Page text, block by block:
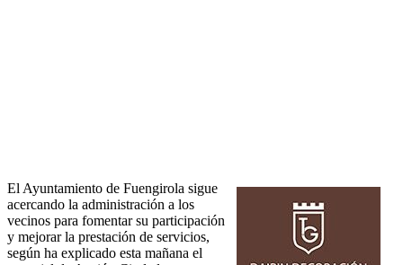
El Ayuntamiento de Fuengirola sigue
acercando la administración a los
vecinos para fomentar su participación
y mejorar la prestación de servicios,
según ha explicado esta mañana el